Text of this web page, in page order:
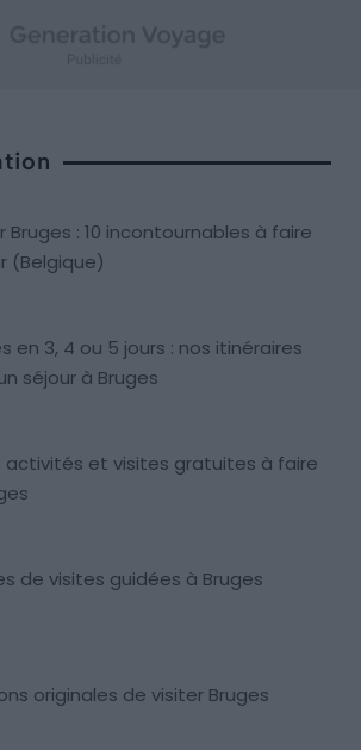
Bruges : 10 incontournables à faire
(Belgique)
en 3, 4 ou 5 jours : nos itinéraires
séjour à Bruges
activités et visites gratuites à faire
de visites guidées à Bruges
originales de visiter Bruges